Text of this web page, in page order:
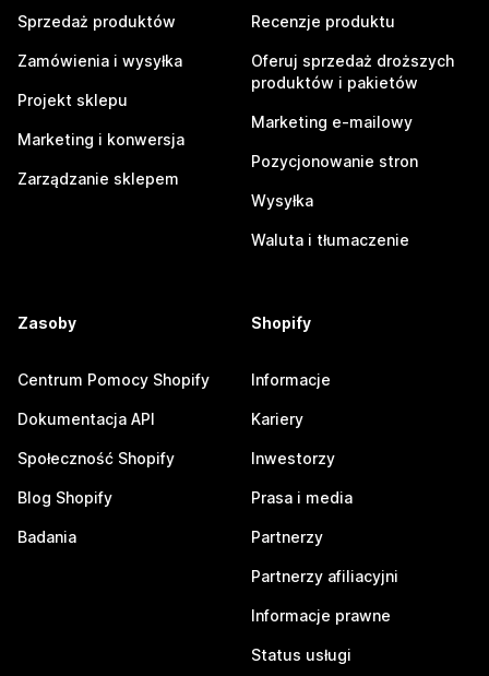
Sprzedaż produktów
Zamówienia i wysyłka
Projekt sklepu
Marketing i konwersja
Zarządzanie sklepem
Recenzje produktu
Oferuj sprzedaż droższych
produktów i pakietów
Marketing e-mailowy
Pozycjonowanie stron
Wysyłka
Waluta i tłumaczenie
Zasoby
Centrum Pomocy Shopify
Dokumentacja API
Społeczność Shopify
Blog Shopify
Badania
Shopify
Informacje
Kariery
Inwestorzy
Prasa i media
Partnerzy
Partnerzy afiliacyjni
Informacje prawne
Status usługi